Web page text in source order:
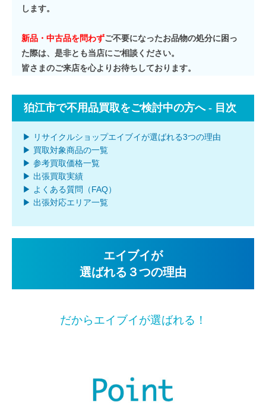
します。
新品・中古品を問わずご不要になったお品物の処分に困っ
た際は、是非とも当店にご相談ください。
皆さまのご来店を心よりお待ちしております。
狛江市で不用品買取をご検討中の方へ - 目次
▶ リサイクルショップエイブイが選ばれる3つの理由
▶ 買取対象商品の一覧
▶ 参考買取価格一覧
▶ 出張買取実績
▶ よくある質問（FAQ）
▶ 出張対応エリア一覧
エイブイが
選ばれる３つの理由
だからエイブイが選ばれる！